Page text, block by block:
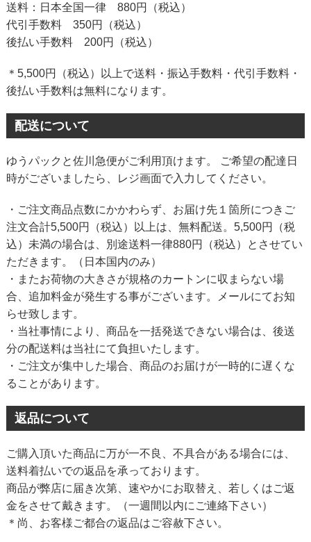
送料：日本全国一律 880円（税込）
代引手数料 350円（税込）
後払い手数料 200円（税込）
＊5,500円（税込）以上で送料・振込手数料・代引手数料・
後払い手数料は無料になります。
配送について
ゆうパックと佐川急便がご利用頂けます。 ご希望の配達日
時がございましたら、レジ画面で入力してください。
・ご注文商品点数にかかわらず、お届け先１箇所につきご
注文合計5,500円（税込）以上は、無料配送。5,500円（税
込）未満の場合は、別途送料一律880円（税込）とさせてい
ただきます。（日本国内のみ）
・またお荷物の大きさが規格のカートンに収まらない場
合、追加料金が発生する事がございます。メールにてお知
らせ致します。
・当社事情により、商品を一括発送できない場合は、後送
分の配送料は当社にて負担いたします。
・ご注文が集中した場合、商品のお届けが一時的に遅くな
ることがあります。
返品について
ご購入頂いた商品に万が一不良、不具合がある場合には、
送料着払いでの返品を承っております。
商品が弊店に届き次第、速やかにお取替え、若しくはご返
金をさせて戴きます。（一週間以内にご連絡下さい）
＊尚、お客様ご都合の返品はご容赦下さい。